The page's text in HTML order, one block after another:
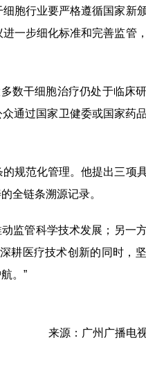
胞行业要严格遵循国家新
一步细化标准和完善监管
数干细胞治疗仍处于临床
通过国家卫健委或国家药
规范化管理。他提出三项
全链条溯源记录。
监管科学技术发展；另一
耕医疗技术创新的同时，
。”
来源：广州广播电